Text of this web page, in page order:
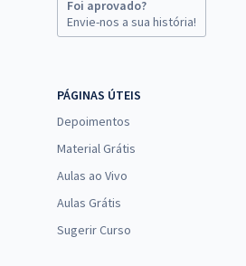
Foi aprovado?
Envie-nos a sua história!
PÁGINAS ÚTEIS
Depoimentos
Material Grátis
Aulas ao Vivo
Aulas Grátis
Sugerir Curso